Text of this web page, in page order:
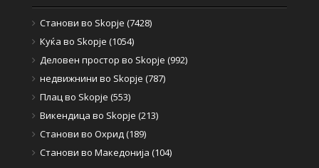
Станови во Skopje (7428)
Куќа во Skopje (1054)
Деловен простор во Skopje (992)
недвижнини во Skopje (787)
Плац во Skopje (553)
Викендица во Skopje (213)
Станови во Охрид (189)
Станови во Македонија (104)